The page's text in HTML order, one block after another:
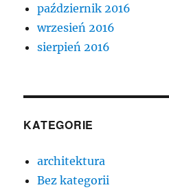
październik 2016
wrzesień 2016
sierpień 2016
KATEGORIE
architektura
Bez kategorii